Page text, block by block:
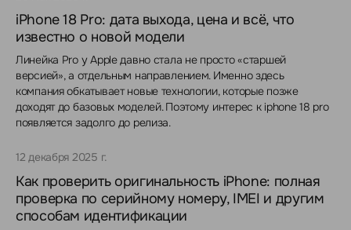
iPhone 18 Pro: дата выхода, цена и всё, что
известно о новой модели
Линейка Pro у Apple давно стала не просто «старшей
версией», а отдельным направлением. Именно здесь
компания обкатывает новые технологии, которые позже
доходят до базовых моделей. Поэтому интерес к iphone 18 pro
появляется задолго до релиза.
12 декабря 2025 г.
Как проверить оригинальность iPhone: полная
проверка по серийному номеру, IMEI и другим
способам идентификации